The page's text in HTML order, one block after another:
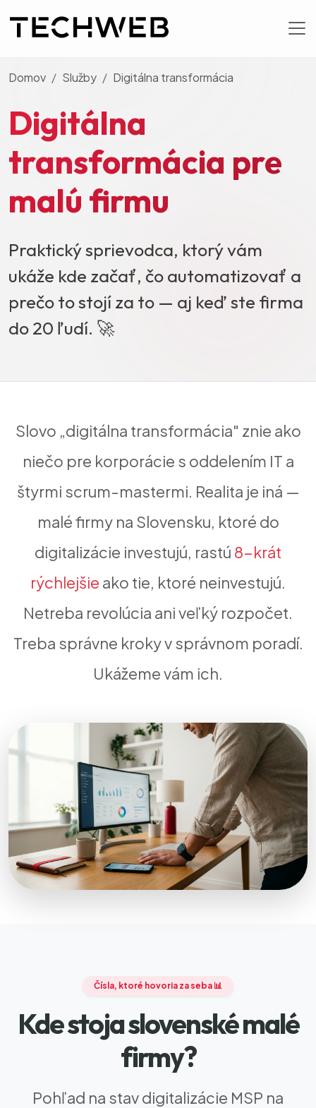
Domov Služby Digitálna transformácia
Digitálna
transformácia pre
malú firmu
Praktický sprievodca, ktorý vám
ukáže kde začať, čo automatizovať a
prečo to stojí za to — aj keď ste firma
do 20 ľudí. 🚀
Slovo „digitálna transformácia" znie ako
niečo pre korporácie s oddelením IT a
štyrmi scrum-mastermi. Realita je iná —
malé firmy na Slovensku, ktoré do
digitalizácie investujú, rastú 8-krát
rýchlejšie ako tie, ktoré neinvestujú.
Netreba revolúcia ani veľký rozpočet.
Treba správne kroky v správnom poradí.
Ukážeme vám ich.
Čísla, ktoré hovoria za seba 📊
Kde stoja slovenské malé
firmy?
Pohľad na stav digitalizácie MSP na